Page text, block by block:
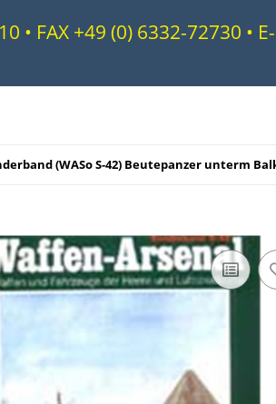
• FAX +49 (0) 6332-72730
(WASo S-42) Beutepanzer unterm